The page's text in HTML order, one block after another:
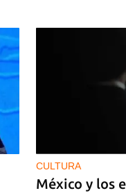
CULTURA
México y los